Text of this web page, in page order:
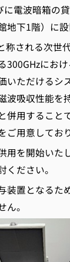
に電波暗箱の
地下1階）に設
称される次世
300GHzにお
いただけるシ
波吸収性能を
併用すること
用意しており
用を開始いた
ください。
装置となるた
。